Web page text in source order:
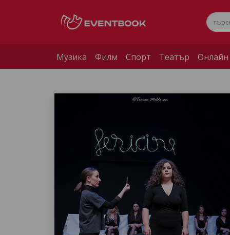
Музика Филм Спорт Театър Онлайн